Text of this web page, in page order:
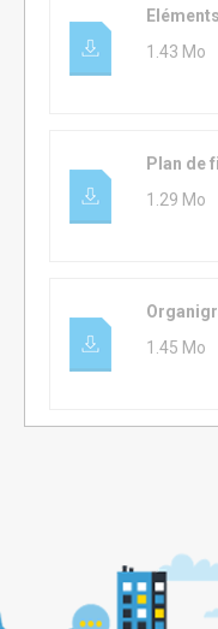
1.43 Mo
Plan de
1.29 Mo
1.45 Mo